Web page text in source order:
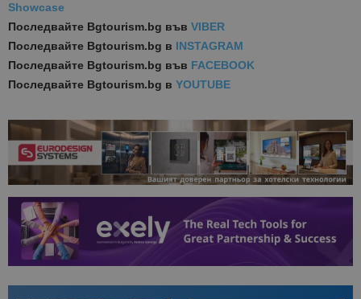
Showcase
Последвайте Bgtourism.bg във VIBER
Последвайте Bgtourism.bg в INSTAGRAM
Последвайте Bgtourism.bg във FACEBOOK
Последвайте Bgtourism.bg в YOUTUBE